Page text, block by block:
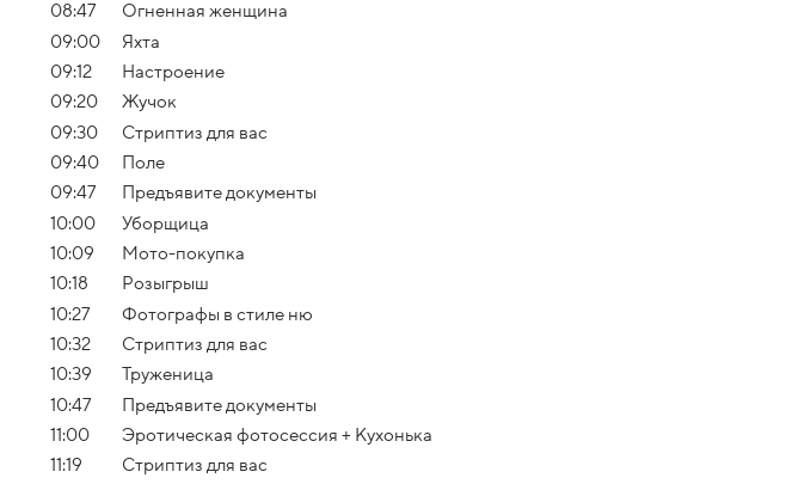
08:47
Огненная женщина
09:00
Яхта
09:12
Настроение
09:20
Жучок
09:30
Стриптиз для вас
09:40
Поле
09:47
Предъявите документы
10:00
Уборщица
10:09
Мото-покупка
10:18
Розыгрыш
10:27
Фотографы в стиле ню
10:32
Стриптиз для вас
10:39
Труженица
10:47
Предъявите документы
11:00
Эротическая фотосессия + Кухонька
11:19
Стриптиз для вас